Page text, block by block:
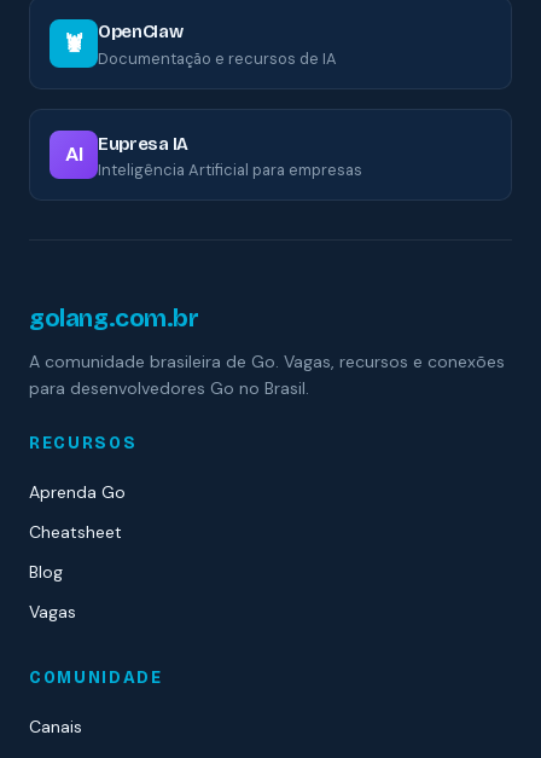
🦞 OpenClaw
Documentação e recursos de IA
AI Eupresa IA
Inteligência Artificial para empresas
golang.com.br
A comunidade brasileira de Go. Vagas, recursos e conexões
para desenvolvedores Go no Brasil.
RECURSOS
Aprenda Go
Cheatsheet
Blog
Vagas
COMUNIDADE
Canais